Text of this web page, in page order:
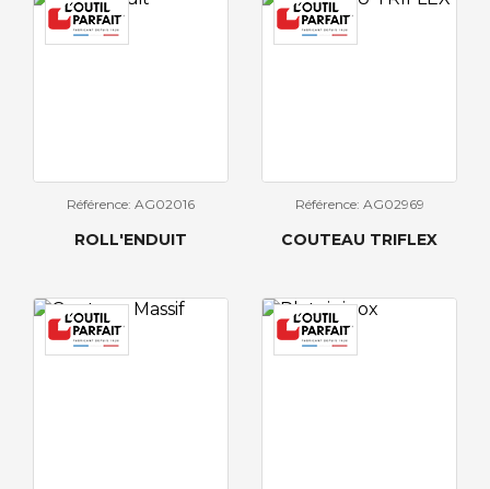
Référence: AG02016
ROLL'ENDUIT
Référence: AG02969
COUTEAU TRIFLEX